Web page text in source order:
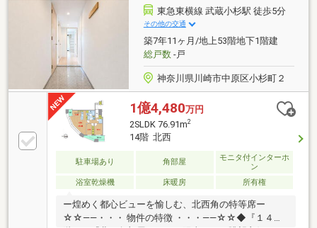
ライブラリーラウンジリラクゼーションラウンジスタ
ディルームマルチラウンジ(集会室)ママズラウンジ＆
キッズルームフィットネススタジオスカイビューキッ
チン 【ゲストルーム】スカイスイー
東急東横線 武蔵小杉駅 徒歩5分
その他の交通
築7年11ヶ月/地上53階地下1階建
総戸数-戸
神奈川県川崎市中原区小杉町２
1億4,480万円
2SLDK 76.91m2
14階 北西
駐車場あり 角部屋
モニタ付インターホ
ン
浴室乾燥機
床暖房 所有権
ー煌めく都心ビューを愉しむ、北西角の特等席ー
☆☆――・・・ 物件の特徴 ・・・――☆☆◆『１４